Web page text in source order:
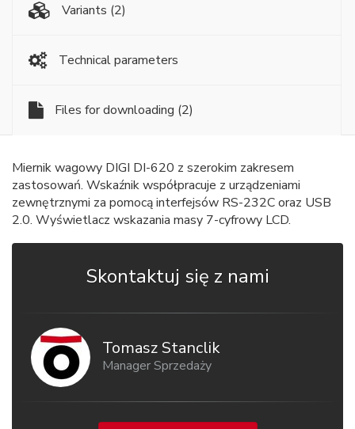
Variants (2)
Technical parameters
Files for downloading (2)
Miernik wagowy DIGI DI-620 z szerokim zakresem
zastosowań. Wskaźnik współpracuje z urządzeniami
zewnętrznymi za pomocą interfejsów RS-232C oraz USB
2.0. Wyświetlacz wskazania masy 7-cyfrowy LCD.
Skontaktuj się z nami
Tomasz Stanclik
Manager Sprzedaży